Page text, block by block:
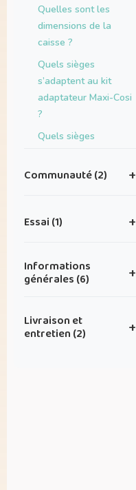
Quelles sont les
dimensions de la
caisse ?
Quels sièges
s’adaptent au kit
adaptateur Maxi-Cosi
?
Quels sièges
porte-bagages de la
Communauté (2) +
photos que je
avec vous — où puis-
je les envoyer ?
belle collaboration.
Essai (1) +
Dolly ?
Informations
générales (6) +
accessoires Dolly ?
Livraison et
entretien (2) +